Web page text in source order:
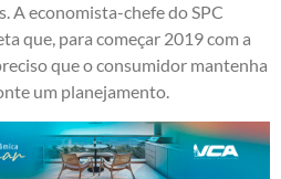
A economista-chefe do SPC
que, para começar 2019 com a
que o consumidor mantenha
um planejamento.